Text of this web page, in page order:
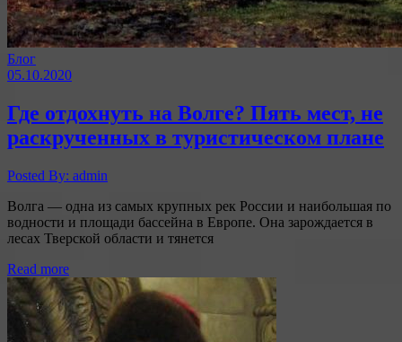
Блог
05.10.2020
Где отдохнуть на Волге? Пять мест, не
раскрученных в туристическом плане
Posted By: admin
Волга — одна из самых крупных рек России и наибольшая по
водности и площади бассейна в Европе. Она зарождается в
лесах Тверской области и тянется
Read more